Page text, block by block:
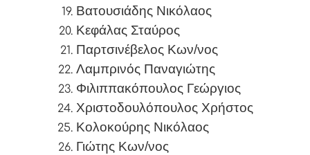
Βατουσιάδης Νικόλαος
Κεφάλας Σταύρος
Παρτσινέβελος Κων/νος
Λαμπρινός Παναγιώτης
Φιλιππακόπουλος Γεώργιος
Χριστοδουλόπουλος Χρήστος
Κολοκούρης Νικόλαος
Γιώτης Κων/νος